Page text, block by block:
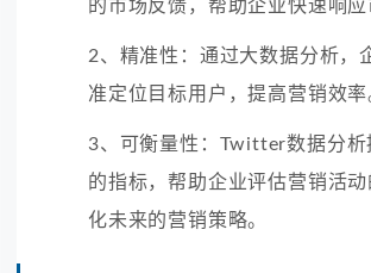
的市场反馈，帮助企业快速响应
2、精准性：通过大数据分析，
准定位目标用户，提高营销效率
3、可衡量性：Twitter数据分析
的指标，帮助企业评估营销活
化未来的营销策略。